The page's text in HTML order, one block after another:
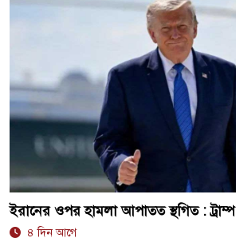
ইরানের ওপর হামলা আপাতত স্থগিত : ট্রাম্প
৪ দিন আগে